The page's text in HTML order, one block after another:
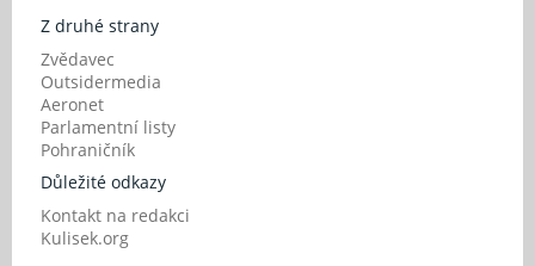
Z druhé strany
Zvědavec
Outsidermedia
Aeronet
Parlamentní listy
Pohraničník
Důležité odkazy
Kontakt na redakci
Kulisek.org